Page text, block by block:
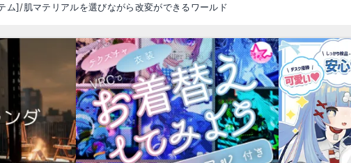
ム] 肌マテリアルを選びながら改変ができるワールド